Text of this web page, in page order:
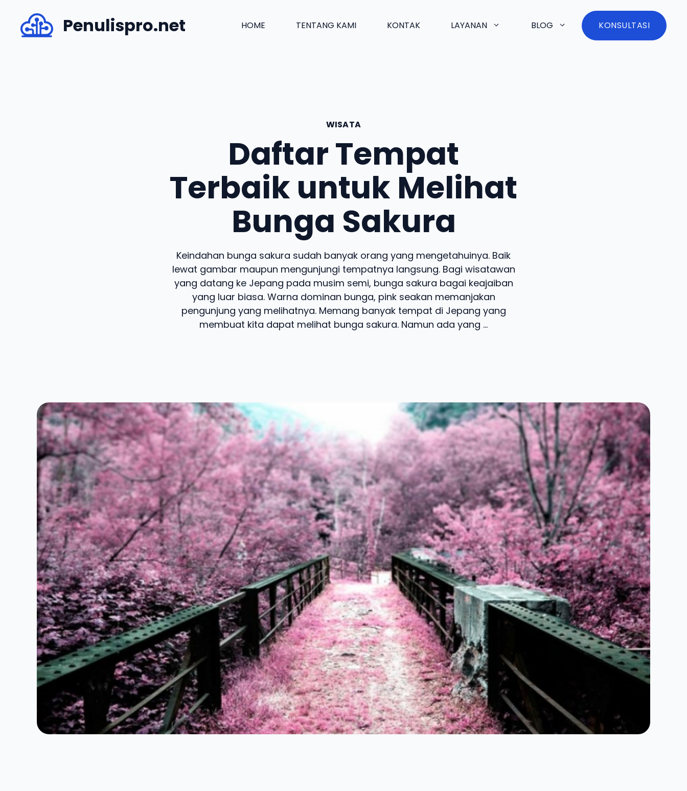
content
Penulispro.net HOME TENTANG KAMI KONTAK LAYANAN BLOG KONSULTASI
WISATA
Daftar Tempat
Terbaik untuk Melihat
Bunga Sakura
Keindahan bunga sakura sudah banyak orang yang mengetahuinya. Baik
lewat gambar maupun mengunjungi tempatnya langsung. Bagi wisatawan
yang datang ke Jepang pada musim semi, bunga sakura bagai keajaiban
yang luar biasa. Warna dominan bunga, pink seakan memanjakan
pengunjung yang melihatnya. Memang banyak tempat di Jepang yang
membuat kita dapat melihat bunga sakura. Namun ada yang ...